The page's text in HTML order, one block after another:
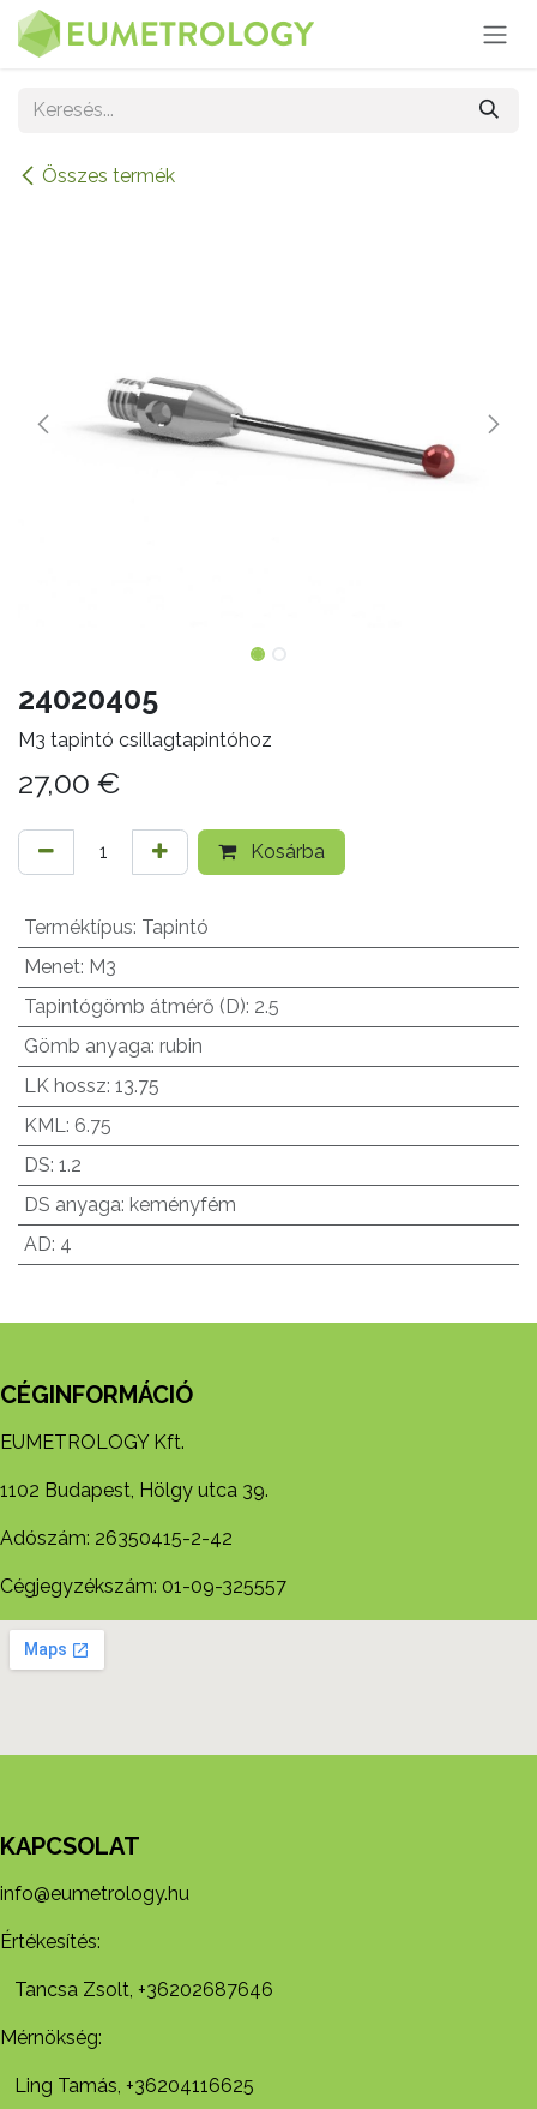
Kihagyás és továbblépés a tartalomhoz
Összes termék
24020405
M3 tapintó csillagtapintóhoz
27,00 €
Kosárba
Terméktípus: Tapintó
Menet: M3
Tapintógömb átmérő (D): 2.5
Gömb anyaga: rubin
LK hossz: 13.75
KML : 6.75
DS: 1.2
DS anyaga: keményfém
AD: 4
CÉGINFORMÁCIÓ
EUMETROLOGY Kft.
1102 Budapest, Hölgy utca 39.
Adószám: 26350415-2-42
Cégjegyzékszám: 01-09-325557
KAPCSOLAT
info@eumetrology.hu
Értékesítés:
Tancsa Zsolt, +36202687646
Mérnökség:
Ling Tamás, +36204116625